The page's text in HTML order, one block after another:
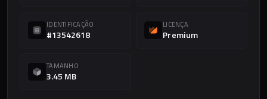
IDENTIFICAÇÃO
#13542618
LICENÇA
Premium
TAMANHO
3.45 MB